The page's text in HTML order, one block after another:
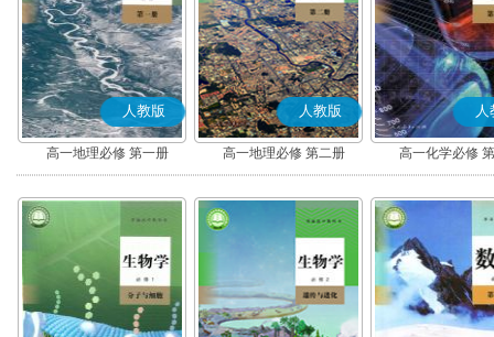
人教版
高一地理必修 第一册
人教版
高一地理必修 第二册
人
高一化学必修